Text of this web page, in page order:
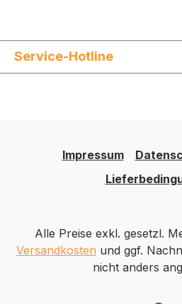
Service-Hotline
Impressum
Alle Preise exkl. gesetzl.
Versandkosten und ggf.
nicht anders